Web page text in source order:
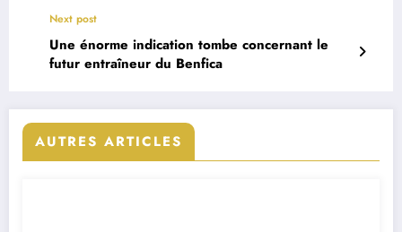
Next post
Une énorme indication tombe concernant le
futur entraîneur du Benfica
AUTRES ARTICLES